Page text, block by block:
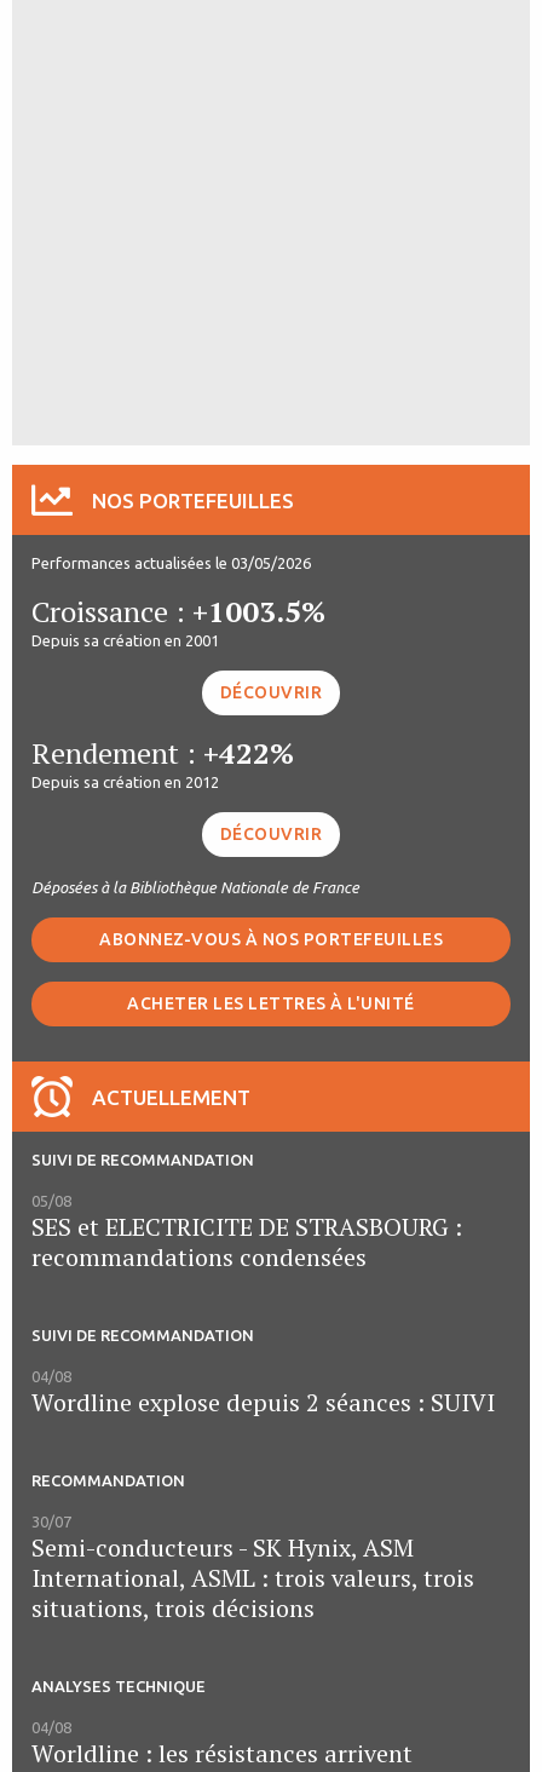
NOS PORTEFEUILLES
Performances actualisées le 03/05/2026
Croissance : +1003.5%
Depuis sa création en 2001
DÉCOUVRIR
Rendement : +422%
Depuis sa création en 2012
DÉCOUVRIR
Déposées à la Bibliothèque Nationale de France
ABONNEZ-VOUS À NOS PORTEFEUILLES
ACHETER LES LETTRES À L'UNITÉ
ACTUELLEMENT
SUIVI DE RECOMMANDATION
05/08
SES et ELECTRICITE DE STRASBOURG :
recommandations condensées
SUIVI DE RECOMMANDATION
04/08
Wordline explose depuis 2 séances : SUIVI
RECOMMANDATION
30/07
Semi-conducteurs - SK Hynix, ASM
International, ASML : trois valeurs, trois
situations, trois décisions
ANALYSES TECHNIQUE
04/08
Worldline : les résistances arrivent